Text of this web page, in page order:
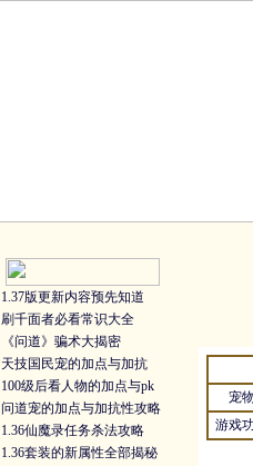
1.37版更新内容预先知道
刷千面者必看常识大全
《问道》骗术大揭密
天技国民宠的加点与加抗
100级后看人物的加点与pk
问道宠的加点与加抗性攻略
1.36仙魔录任务杀法攻略
1.36套装的新属性全部揭秘
宠
游戏